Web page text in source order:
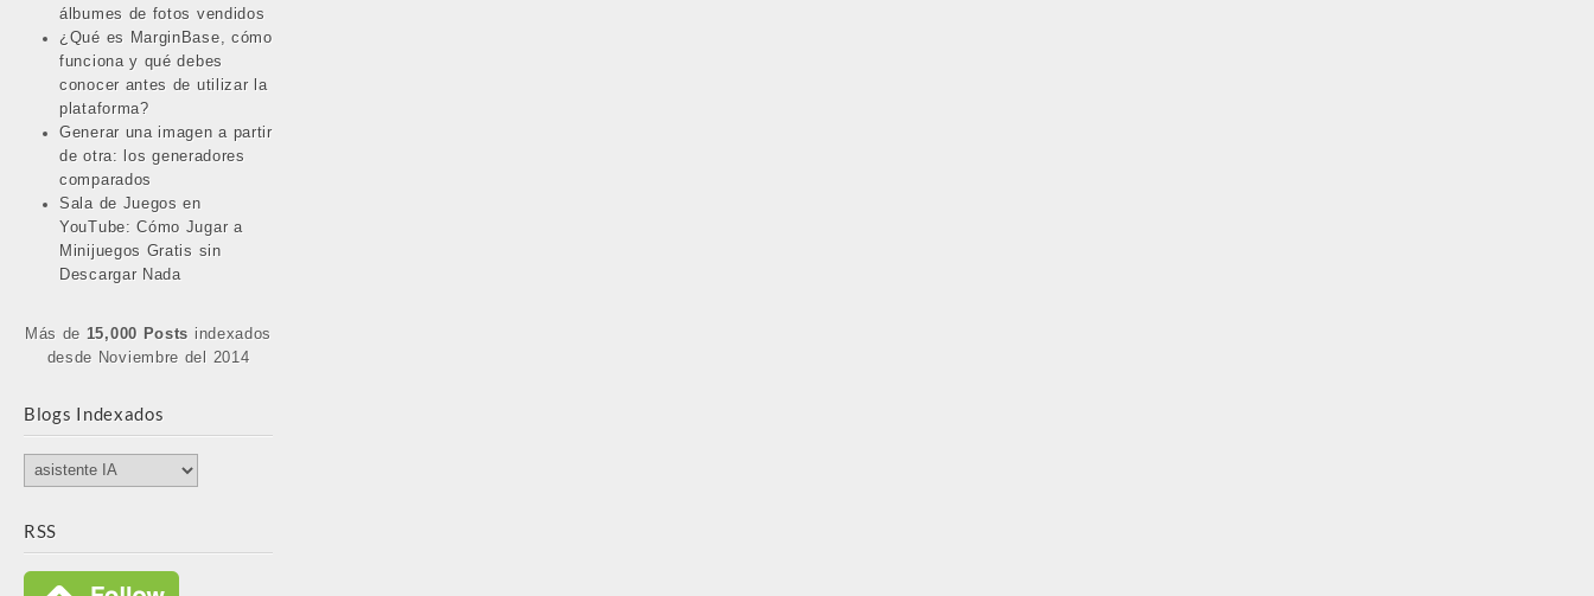
álbumes de fotos vendidos
¿Qué es MarginBase, cómo
funciona y qué debes
conocer antes de utilizar la
plataforma?
Generar una imagen a partir
de otra: los generadores
comparados
Sala de Juegos en
YouTube: Cómo Jugar a
Minijuegos Gratis sin
Descargar Nada
Más de 15,000 Posts indexados
desde Noviembre del 2014
Blogs Indexados
Blogs
Indexados
RSS